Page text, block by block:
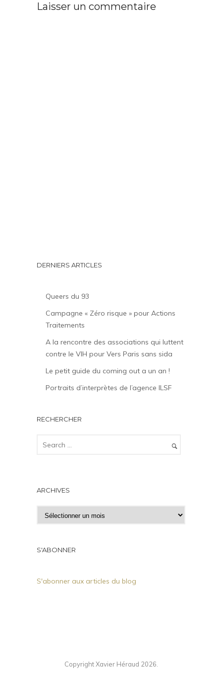
Laisser un commentaire
DERNIERS ARTICLES
Queers du 93
Campagne « Zéro risque » pour Actions
Traitements
A la rencontre des associations qui luttent
contre le VIH pour Vers Paris sans sida
Le petit guide du coming out a un an !
Portraits d’interprètes de l’agence ILSF
RECHERCHER
ARCHIVES
r
h
e
S'ABONNER
S'abonner aux articles du blog
Copyright Xavier Héraud 2026.